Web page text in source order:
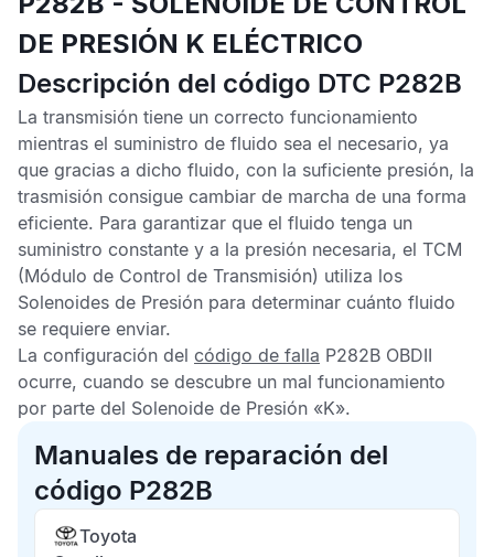
DE PRESIÓN K ELÉCTRICO
Descripción del código DTC P282B
La transmisión tiene un correcto funcionamiento
mientras el suministro de fluido sea el necesario, ya
que gracias a dicho fluido, con la suficiente presión, la
trasmisión consigue cambiar de marcha de una forma
eficiente. Para garantizar que el fluido tenga un
suministro constante y a la presión necesaria, el TCM
(Módulo de Control de Transmisión) utiliza los
Solenoides de Presión para determinar cuánto fluido
se requiere enviar.
La configuración del código de falla P282B OBDII
ocurre, cuando se descubre un mal funcionamiento
por parte del Solenoide de Presión «K».
Manuales de reparación del
código P282B
Toyota